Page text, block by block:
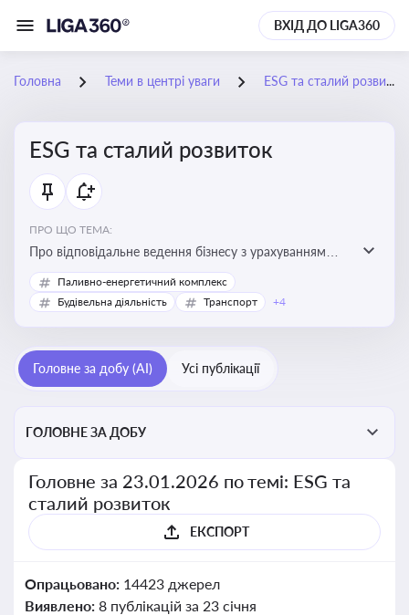
ВХІД ДО LIGA360
Головна Теми в центрі уваги ESG та сталий розвиток
ESG та сталий розвиток
ПРО ЩО ТЕМА:
Про відповідальне ведення бізнесу з урахуванням
екологічних, соціальних та управлінських факторів
для досягнення довгострокової сталості
Паливно-енергетичний комплекс
Будівельна діяльність
Транспорт +4
Головне за добу (AI) Усі публікації
ГОЛОВНЕ ЗА ДОБУ
Головне за 23.01.2026 по темі: ESG та
сталий розвиток
ЕКСПОРТ
Опрацьовано: 14423 джерел
Виявлено: 8 публікацій за 23 січня